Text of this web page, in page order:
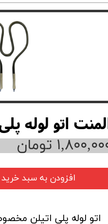
اتو لوله پلی
تومان
افزودن به سبد خرید
اتو لوله پلی اتیلن